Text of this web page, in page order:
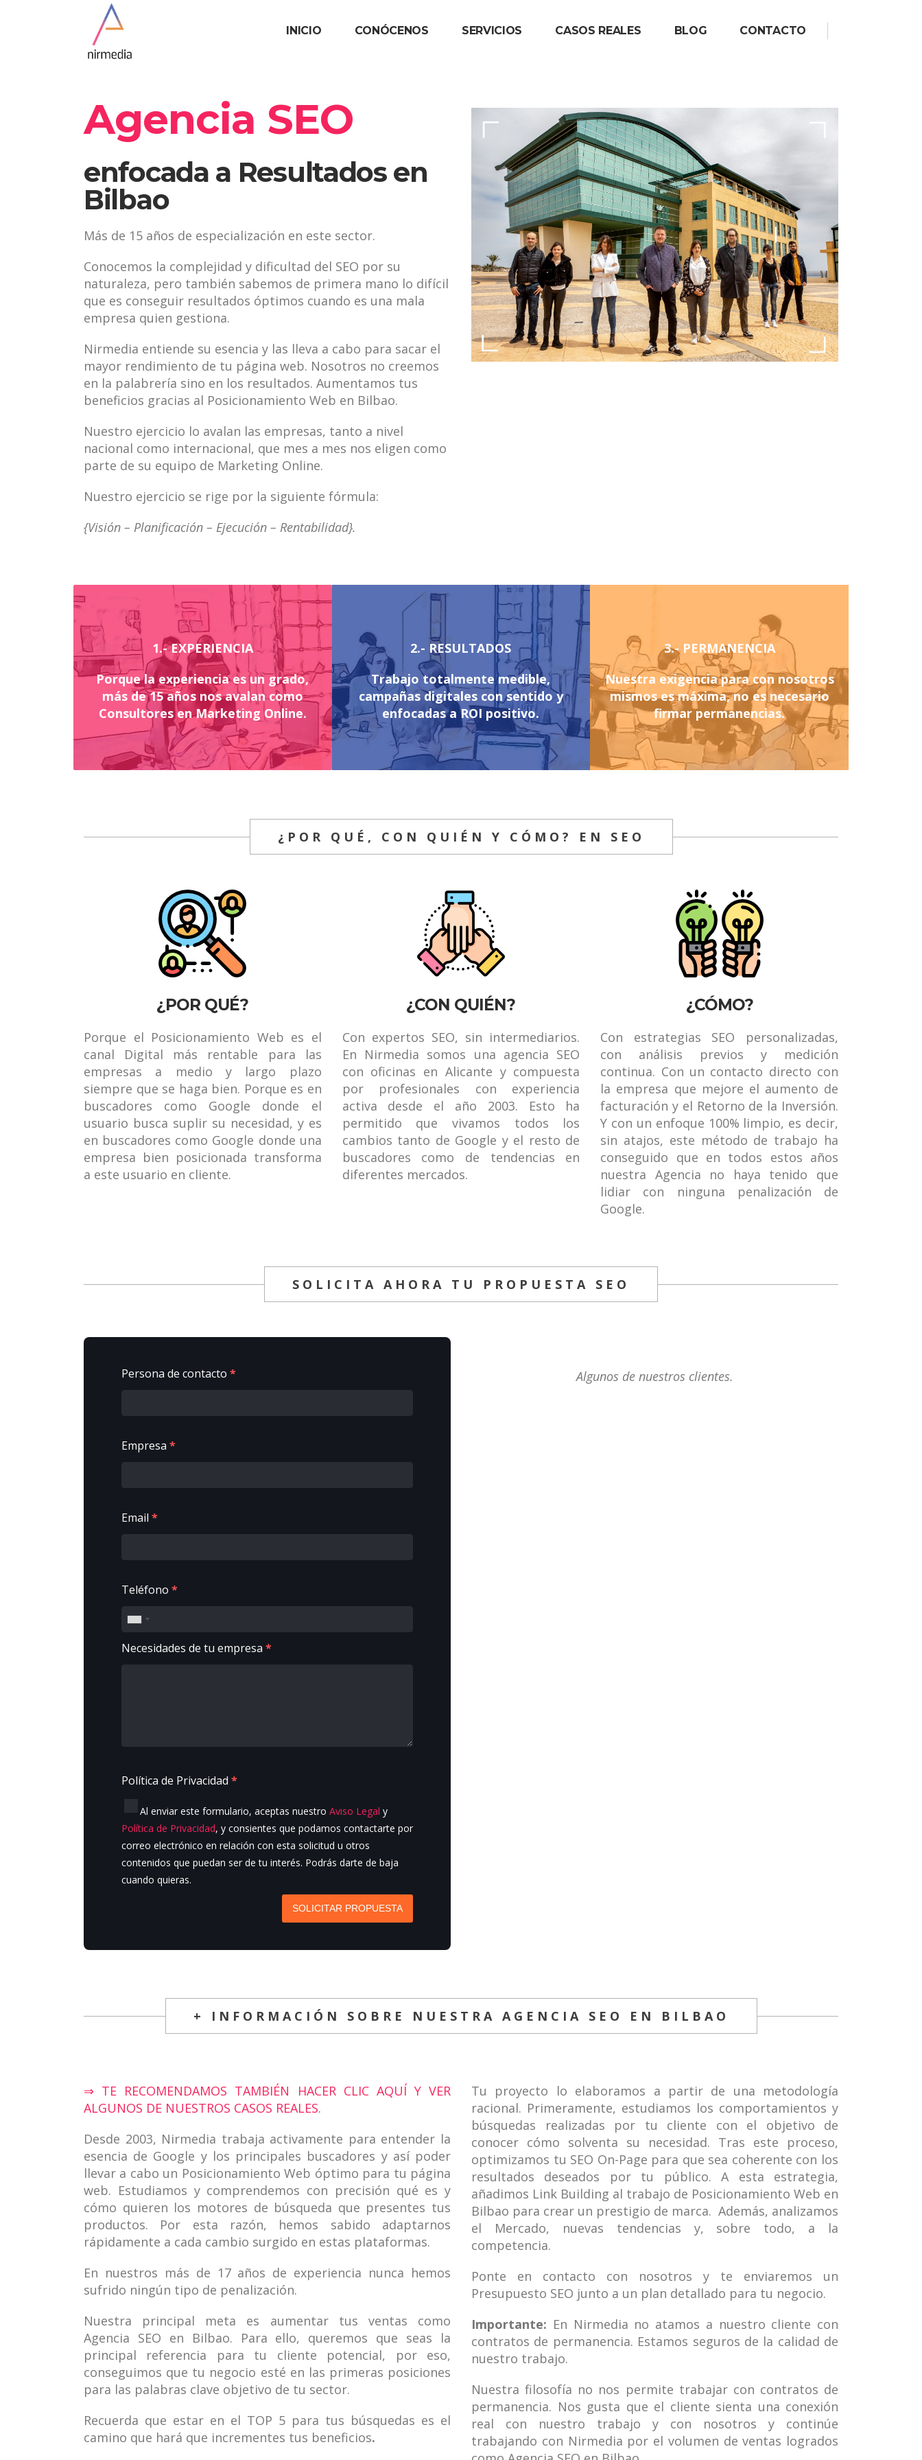
INICIO CONÓCENOS SERVICIOS CASOS REALES BLOG CONTACTO
Agencia SEO
enfocada a Resultados en
Bilbao
Más de 15 años de especialización en este sector.
Conocemos la complejidad y dificultad del SEO por su
naturaleza, pero también sabemos de primera mano lo difícil
que es conseguir resultados óptimos cuando es una mala
empresa quien gestiona.
Nirmedia entiende su esencia y las lleva a cabo para sacar el
mayor rendimiento de tu página web. Nosotros no creemos
en la palabrería sino en los resultados. Aumentamos tus
beneficios gracias al Posicionamiento Web en Bilbao.
Nuestro ejercicio lo avalan las empresas, tanto a nivel
nacional como internacional, que mes a mes nos eligen como
parte de su equipo de Marketing Online.
Nuestro ejercicio se rige por la siguiente fórmula:
{Visión – Planificación – Ejecución – Rentabilidad}.
1.- EXPERIENCIA
Porque la experiencia es un grado,
más de 15 años nos avalan como
Consultores en Marketing Online.
2.- RESULTADOS
Trabajo totalmente medible,
campañas digitales con sentido y
enfocadas a ROI positivo.
3.- PERMANENCIA
Nuestra exigencia para con nosotros
mismos es máxima, no es necesario
firmar permanencias.
¿POR QUÉ, CON QUIÉN Y CÓMO? EN SEO
¿POR QUÉ?
Porque el Posicionamiento Web es el
canal Digital más rentable para las
empresas a medio y largo plazo
siempre que se haga bien. Porque es en
buscadores como Google donde el
usuario busca suplir su necesidad, y es
en buscadores como Google donde una
empresa bien posicionada transforma
a este usuario en cliente.
¿CON QUIÉN?
Con expertos SEO, sin intermediarios.
En Nirmedia somos una agencia SEO
con oficinas en Alicante y compuesta
por profesionales con experiencia
activa desde el año 2003. Esto ha
permitido que vivamos todos los
cambios tanto de Google y el resto de
buscadores como de tendencias en
diferentes mercados.
¿CÓMO?
Con estrategias SEO personalizadas,
con análisis previos y medición
continua. Con un contacto directo con
la empresa que mejore el aumento de
facturación y el Retorno de la Inversión.
Y con un enfoque 100% limpio, es decir,
sin atajos, este método de trabajo ha
conseguido que en todos estos años
nuestra Agencia no haya tenido que
lidiar con ninguna penalización de
Google.
SOLICITA AHORA TU PROPUESTA SEO
Persona de contacto *
Empresa *
Email *
Teléfono *
Necesidades de tu empresa *
Política de Privacidad *
Al enviar este formulario, aceptas nuestro Aviso Legal y
Política de Privacidad, y consientes que podamos contactarte por
correo electrónico en relación con esta solicitud u otros
contenidos que puedan ser de tu interés. Podrás darte de baja
cuando quieras.
SOLICITAR PROPUESTA
Algunos de nuestros clientes.
+ INFORMACIÓN SOBRE NUESTRA AGENCIA SEO EN BILBAO
⇒ TE RECOMENDAMOS TAMBIÉN HACER CLIC AQUÍ Y VER
ALGUNOS DE NUESTROS CASOS REALES.
Desde 2003, Nirmedia trabaja activamente para entender la
esencia de Google y los principales buscadores y así poder
llevar a cabo un Posicionamiento Web óptimo para tu página
web. Estudiamos y comprendemos con precisión qué es y
cómo quieren los motores de búsqueda que presentes tus
productos. Por esta razón, hemos sabido adaptarnos
rápidamente a cada cambio surgido en estas plataformas.
En nuestros más de 17 años de experiencia nunca hemos
sufrido ningún tipo de penalización.
Nuestra principal meta es aumentar tus ventas como
Agencia SEO en Bilbao. Para ello, queremos que seas la
principal referencia para tu cliente potencial, por eso,
conseguimos que tu negocio esté en las primeras posiciones
para las palabras clave objetivo de tu sector.
Recuerda que estar en el TOP 5 para tus búsquedas es el
camino que hará que incrementes tus beneficios.
Tu proyecto lo elaboramos a partir de una metodología
racional. Primeramente, estudiamos los comportamientos y
búsquedas realizadas por tu cliente con el objetivo de
conocer cómo solventa su necesidad. Tras este proceso,
optimizamos tu SEO On-Page para que sea coherente con los
resultados deseados por tu público. A esta estrategia,
añadimos Link Building al trabajo de Posicionamiento Web en
Bilbao para crear un prestigio de marca. Además, analizamos
el Mercado, nuevas tendencias y, sobre todo, a la
competencia.
Ponte en contacto con nosotros y te enviaremos un
Presupuesto SEO junto a un plan detallado para tu negocio.
Importante: En Nirmedia no atamos a nuestro cliente con
contratos de permanencia. Estamos seguros de la calidad de
nuestro trabajo.
Nuestra filosofía no nos permite trabajar con contratos de
permanencia. Nos gusta que el cliente sienta una conexión
real con nuestro trabajo y con nosotros y continúe
trabajando con Nirmedia por el volumen de ventas logrados